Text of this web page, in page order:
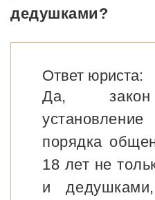
дедушками?
Ответ юриста:
Да, закон
порядка
18 лет не
и